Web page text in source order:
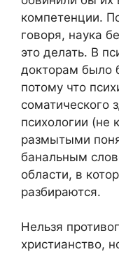
компетенции.
говоря, наука
это делать. В
докторам было
потому что
соматического
психологии (не
размытыми
банальным
области, в
разбираются.
Нельзя
христианство,